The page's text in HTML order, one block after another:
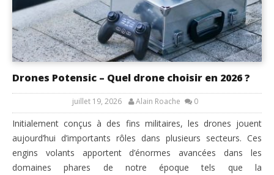
Drones Potensic – Quel drone choisir en 2026 ?
juillet 19, 2026 Alain Roache 0
Initialement conçus à des fins militaires, les drones jouent
aujourd’hui d’importants rôles dans plusieurs secteurs. Ces
engins volants apportent d’énormes avancées dans les
domaines phares de notre époque tels que la